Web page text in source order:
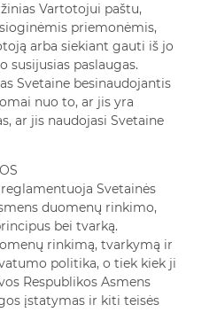
Vartotojui paštu,
priemonėmis,
arba siekiant gauti iš jo
susijusias paslaugas.
Svetaine besinaudojantis
nuo to, ar jis yra
ar jis naudojasi Svetaine
Svetainės
duomenų rinkimo,
bei tvarką.
rinkimą, tvarkymą ir
politika, o tiek kiek ji
Respublikos Asmens
įstatymas ir kiti teisės